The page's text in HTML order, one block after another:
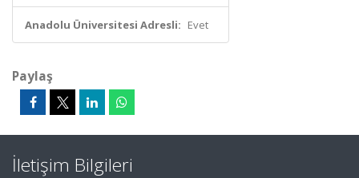
Anadolu Üniversitesi Adresli: Evet
Paylaş
İletişim Bilgileri